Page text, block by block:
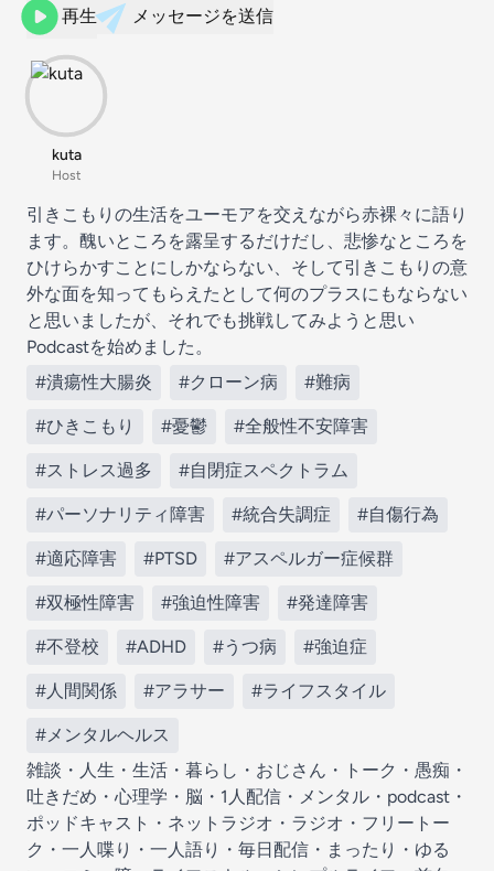
再生 メッセージを送信
kuta
Host
引きこもりの生活をユーモアを交えながら赤裸々に語り
ます。醜いところを露呈するだけだし、悲惨なところを
ひけらかすことにしかならない、そして引きこもりの意
外な面を知ってもらえたとして何のプラスにもならない
と思いましたが、それでも挑戦してみようと思い
Podcastを始めました。
#潰瘍性大腸炎
#クローン病 #難病
#ひきこもり #憂鬱 #全般性不安障害
#ストレス過多 #自閉症スペクトラム
#パーソナリティ障害 #統合失調症 #自傷行為
#適応障害 #PTSD #アスペルガー症候群
#双極性障害 #強迫性障害 #発達障害
#不登校 #ADHD #うつ病 #強迫症
#人間関係 #アラサー #ライフスタイル
#メンタルヘルス
雑談・人生・生活・暮らし・おじさん・トーク・愚痴・
吐きだめ・心理学・脳・1人配信・メンタル・podcast・
ポッドキャスト・ネットラジオ・ラジオ・フリートー
ク・一人喋り・一人語り・毎日配信・まったり・ゆる